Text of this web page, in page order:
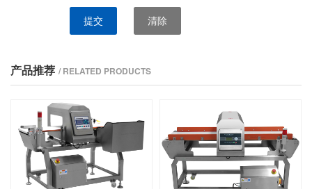
提交 清除
产品推荐 / RELATED PRODUCTS